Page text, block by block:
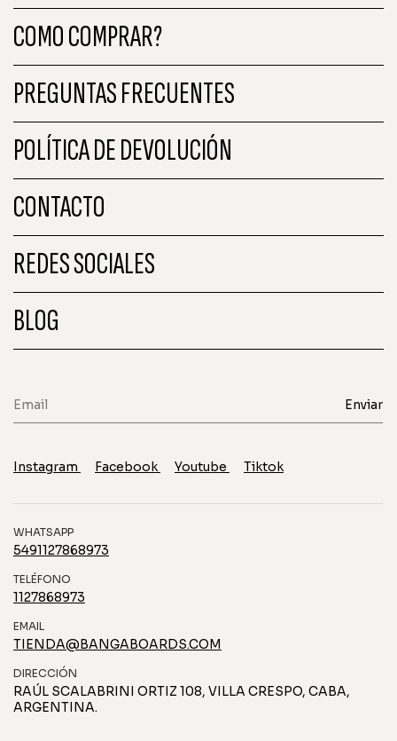
COMO COMPRAR?
PREGUNTAS FRECUENTES
POLÍTICA DE DEVOLUCIÓN
CONTACTO
REDES SOCIALES
BLOG
Instagram Facebook Youtube Tiktok
WHATSAPP
5491127868973
TELÉFONO
1127868973
EMAIL
TIENDA@BANGABOARDS.COM
DIRECCIÓN
RAÚL SCALABRINI ORTIZ 108, VILLA CRESPO, CABA,
ARGENTINA.